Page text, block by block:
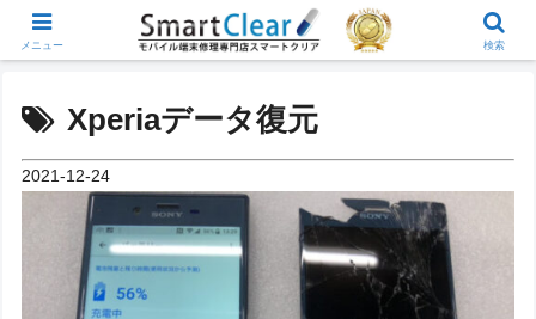
Xperiaデータ復元
2021-12-24
メニュー 検索